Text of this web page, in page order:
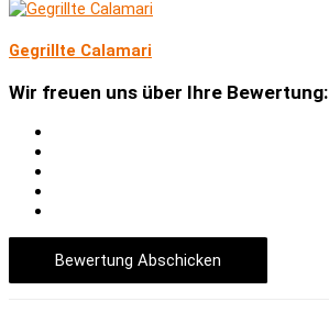
Gegrillte Calamari
Wir freuen uns über Ihre Bewertung:
Bewertung Abschicken